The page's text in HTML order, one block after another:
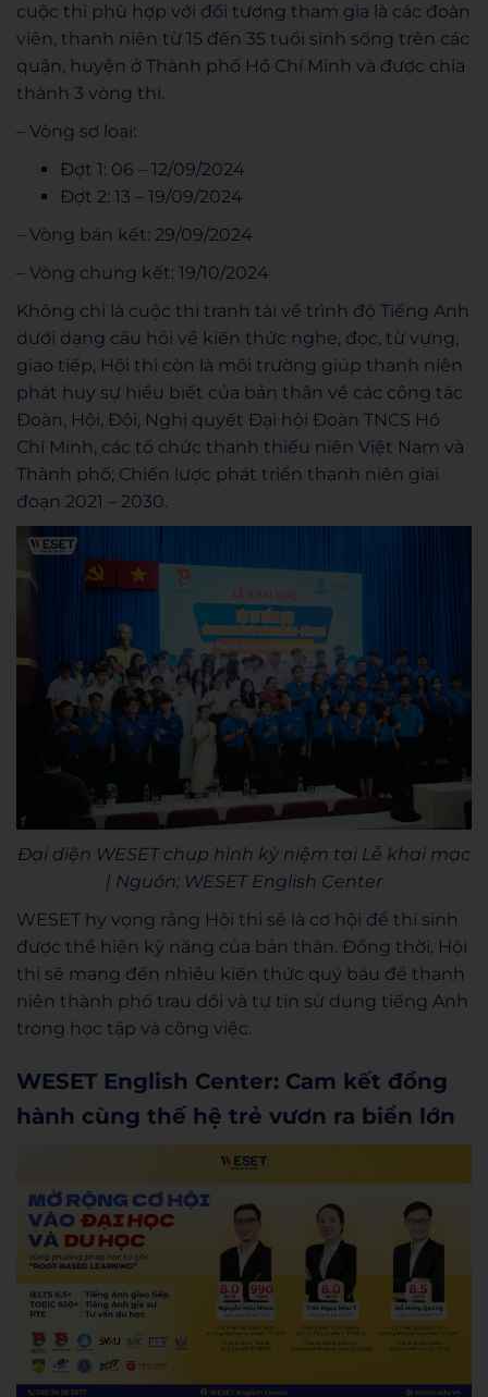
cuộc thi phù hợp với đối tượng tham gia là các đoàn
viên, thanh niên từ 15 đến 35 tuổi sinh sống trên các
quận, huyện ở Thành phố Hồ Chí Minh và được chia
thành 3 vòng thi.
– Vòng sơ loại:
Đợt 1: 06 – 12/09/2024
Đợt 2: 13 – 19/09/2024
– Vòng bán kết: 29/09/2024
– Vòng chung kết: 19/10/2024
Không chỉ là cuộc thi tranh tài về trình độ Tiếng Anh
dưới dạng câu hỏi về kiến thức nghe, đọc, từ vựng,
giao tiếp, Hội thi còn là môi trường giúp thanh niên
phát huy sự hiểu biết của bản thân về các công tác
Đoàn, Hội, Đội, Nghị quyết Đại hội Đoàn TNCS Hồ
Chí Minh, các tổ chức thanh thiếu niên Việt Nam và
Thành phố; Chiến lược phát triển thanh niên giai
đoạn 2021 – 2030.
Đại diện WESET chụp hình kỷ niệm tại Lễ khai mạc
| Nguồn: WESET English Center
WESET hy vọng rằng Hội thi sẽ là cơ hội để thí sinh
được thể hiện kỹ năng của bản thân. Đồng thời, Hội
thi sẽ mang đến nhiều kiến thức quý báu để thanh
niên thành phố trau dồi và tự tin sử dụng tiếng Anh
trong học tập và công việc.
WESET English Center: Cam kết đồng
hành cùng thế hệ trẻ vươn ra biển lớn